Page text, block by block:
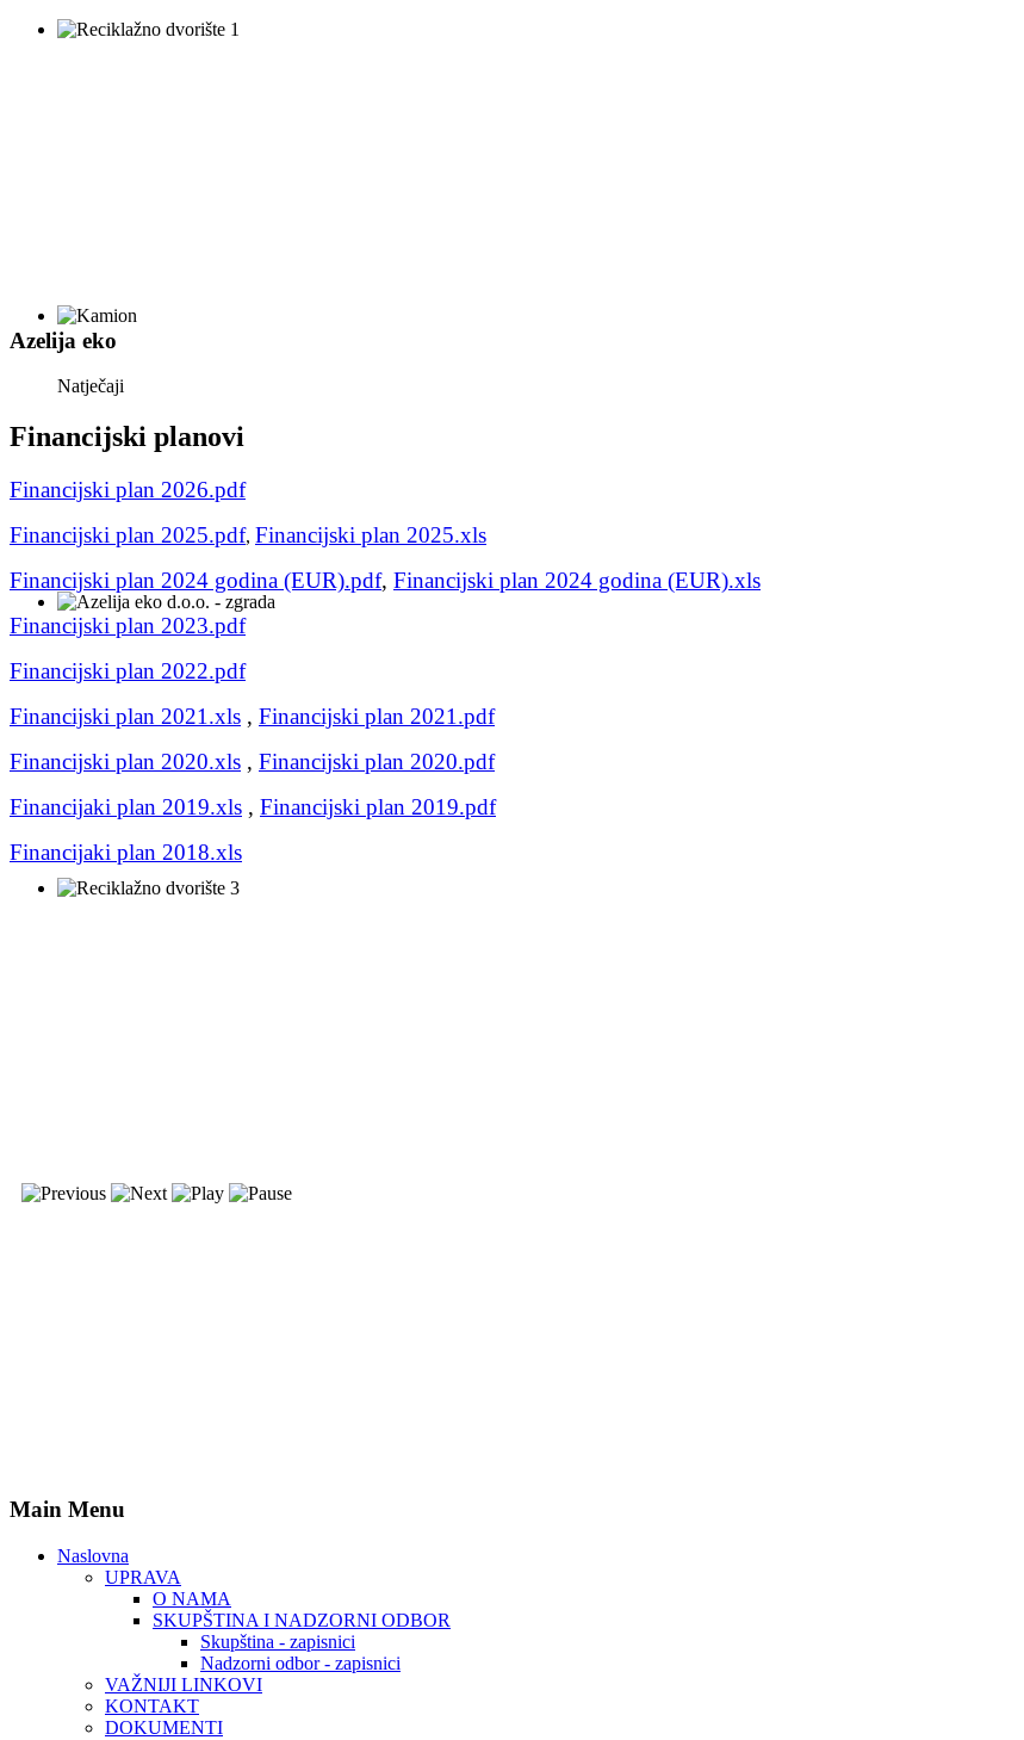
Azelija eko
Natječaji
Financijski planovi
Financijski plan 2026.pdf
Financijski plan 2025.pdf, Financijski plan 2025.xls
Financijski plan 2024 godina (EUR).pdf, Financijski plan 2024 godina (EUR).xls
Financijski plan 2023.pdf
Financijski plan 2022.pdf
Financijski plan 2021.xls , Financijski plan 2021.pdf
Financijski plan 2020.xls , Financijski plan 2020.pdf
Financijaki plan 2019.xls , Financijski plan 2019.pdf
Financijaki plan 2018.xls
Main Menu
Naslovna
UPRAVA
O NAMA
SKUPŠTINA I NADZORNI ODBOR
Skupština - zapisnici
Nadzorni odbor - zapisnici
VAŽNIJI LINKOVI
KONTAKT
DOKUMENTI